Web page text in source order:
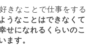
きなことで仕事をする
うなことはできなくて
せになれるくらいのこ
ます。